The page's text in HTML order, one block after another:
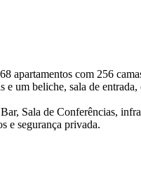
apartamentos com 256
e um beliche, sala de
Sala de Conferências,
e segurança privada.